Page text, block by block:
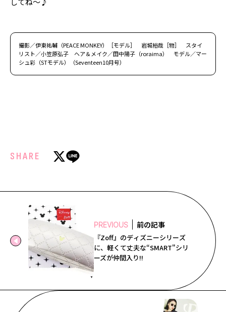
撮影／伊東祐輔（PEACE MONKEY）［モデル］ 岩城裕哉［物］ スタイ
リスト／小笠原弘子 ヘア＆メイク／田中陽子（roraima） モデル／マー
シュ彩（STモデル）（Seventeen10月号）
SHARE
PREVIOUS 前の記事
『Zoff』のディズニーシリーズ
に、軽くて丈夫な“SMART"シリ
ーズが仲間入り!!